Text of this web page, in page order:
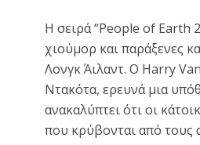
Η σειρά “People of Earth
χιούμορ και παράξενες
Λονγκ Άιλαντ. Ο Harry
Ντακότα, ερευνά μια
ανακαλύπτει ότι οι
που κρύβονται από τους